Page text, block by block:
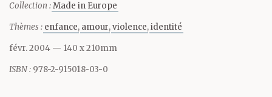
Tu voulais l’approcher
là où il était dans son
fauteuil – juste pour
Collection :Made in Europe
Thèmes : enfance amour violence identité
févr. 2004 — 140 x 210mm
ISBN : 978-2-915018-03-0